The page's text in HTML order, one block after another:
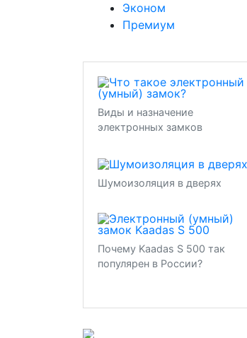
Эконом
Премиум
Виды и назначение
электронных замков
Шумоизоляция в дверях
Почему Kaadas S 500 так
популярен в России?